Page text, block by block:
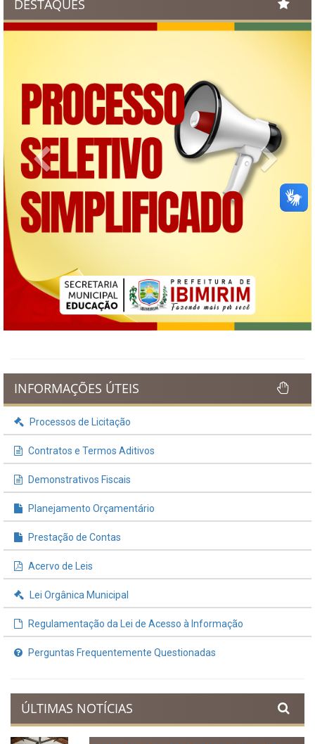
DESTAQUES
Previous Next
INFORMAÇÕES ÚTEIS
Processos de Licitação
Contratos e Termos Aditivos
Demonstrativos Fiscais
Planejamento Orçamentário
Prestação de Contas
Acervo de Leis
Lei Orgânica Municipal
Regulamentação da Lei de Acesso à Informação
Perguntas Frequentemente Questionadas
ÚLTIMAS NOTÍCIAS